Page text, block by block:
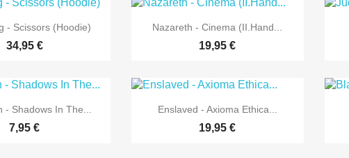
Vorschau
- Scissors (Hoodie)
34,95 €
 Vorschau
Nazareth - Cinema (II.Hand...
19,95 €
Vorschau
- Shadows In The...
7,95 €
 Vorschau
Enslaved - Axioma Ethica...
19,95 €